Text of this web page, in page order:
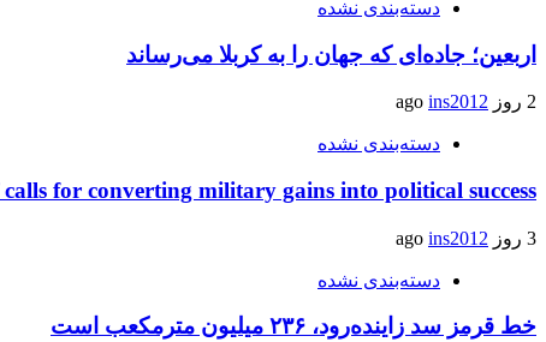
دسته‌بندی نشده
اربعین؛ جاده‌ای که جهان را به کربلا می‌رساند
2 روز ago ins2012
دسته‌بندی نشده
for converting military gains into political success
3 روز ago ins2012
دسته‌بندی نشده
خط قرمز سد زاینده‌رود، ۲۳۶ میلیون مترمکعب است